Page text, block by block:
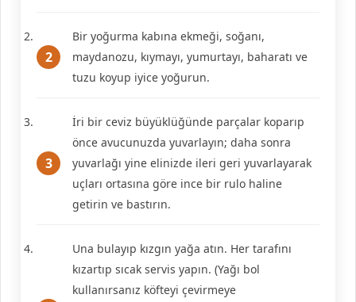
Bir yoğurma kabına ekmeği, soğanı,
maydanozu, kıymayı, yumurtayı, baharatı ve
tuzu koyup iyice yoğurun.
İri bir ceviz büyüklüğünde parçalar koparıp
önce avucunuzda yuvarlayın; daha sonra
yuvarlağı yine elinizde ileri geri yuvarlayarak
uçları ortasına göre ince bir rulo haline
getirin ve bastırın.
Una bulayıp kızgın yağa atın. Her tarafını
kızartıp sıcak servis yapın. (Yağı bol
kullanırsanız köfteyi çevirmeye